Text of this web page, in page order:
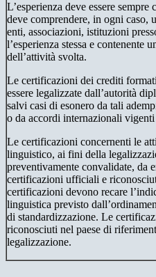
L’esperienza deve essere
deve comprendere, in ogni caso,
enti, associazioni, istituzioni
l’esperienza stessa e contenente
dell’attività svolta.
Le certificazioni dei crediti
essere legalizzate dall’autorità
salvi casi di esonero da tali
o da accordi internazionali
Le certificazioni concernenti le
linguistico, ai fini della
preventivamente convalidate, da
certificazioni ufficiali e
certificazioni devono recare
linguistica previsto
di standardizzazione. Le
riconosciuti nel paese di
legalizzazione.